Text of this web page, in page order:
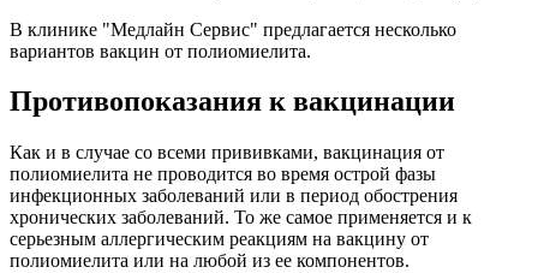
В клинике "Медлайн Сервис" предлагается несколько
вариантов вакцин от полиомиелита.
Противопоказания к вакцинации
Как и в случае со всеми прививками, вакцинация от
полиомиелита не проводится во время острой фазы
инфекционных заболеваний или в период обострения
хронических заболеваний. То же самое применяется и к
серьезным аллергическим реакциям на вакцину от
полиомиелита или на любой из ее компонентов.